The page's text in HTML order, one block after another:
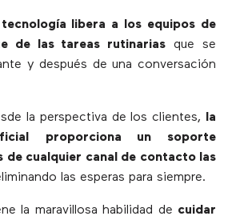
libera a los equipos de
de las tareas rutinarias que se
y después de una conversación
la perspectiva de los clientes,
la
proporciona un soporte
de cualquier canal de contacto las
las esperas para siempre.
la maravillosa habilidad de cuidar